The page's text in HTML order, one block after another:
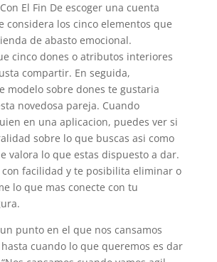
El Fin De escoger una cuenta
considera los cinco elementos que
de abasto emocional.
cinco dones o atributos interiores
compartir. En seguida,
modelo sobre dones te gustaria
novedosa pareja. Cuando
en una aplicacion, puedes ver si
sobre lo que buscas asi­ como
valora lo que estas dispuesto a dar.
con facilidad y te posibilita eliminar o
lo que mas conecte con tu
punto en el que nos cansamos
cuando lo que queremos es dar